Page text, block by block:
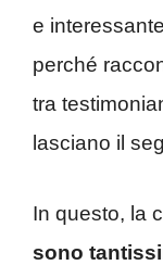
e
perché
tra
lasciano il
In questo, la
sono